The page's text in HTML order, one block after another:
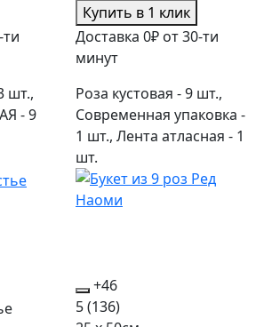
шт.,
- 9
Купить в 1 клик
Доставка 0₽ от 30-ти
минут
Роза кустовая - 9 шт.,
Современная упаковка -
1 шт., Лента атласная - 1
шт.
+46
5(136)